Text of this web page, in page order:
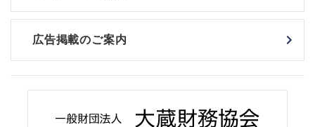
広告掲載のご案内